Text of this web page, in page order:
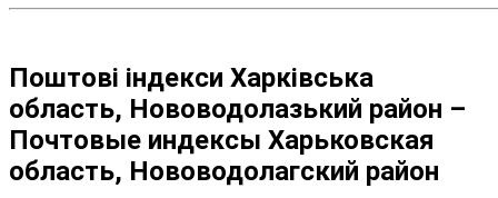
Поштові індекси Харківська
область, Нововодолазький район –
Почтовые индексы Харьковская
область, Нововодолагский район